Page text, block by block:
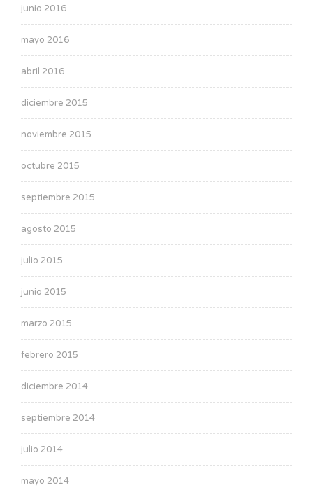
junio 2016
mayo 2016
abril 2016
diciembre 2015
noviembre 2015
octubre 2015
septiembre 2015
agosto 2015
julio 2015
junio 2015
marzo 2015
febrero 2015
diciembre 2014
septiembre 2014
julio 2014
mayo 2014